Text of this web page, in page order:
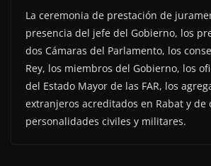
La ceremonia de prestación de
presencia del jefe del Gobierno, los
dos Cámaras del Parlamento, los
Rey, los miembros del Gobierno, los
del Estado Mayor de las FAR, los
extranjeros acreditados en Rabat y de
personalidades civiles y militares.